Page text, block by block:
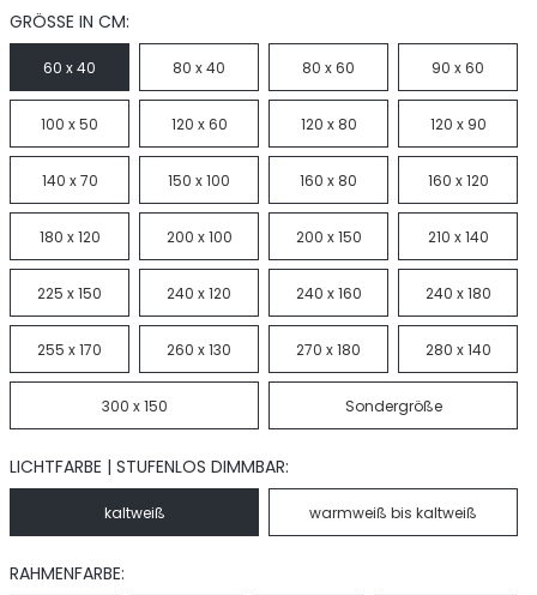
GRÖSSE IN CM:
60 x 40 80 x 40 80 x 60 90 x 60
100 x 50 120 x 60 120 x 80 120 x 90
140 x 70 150 x 100 160 x 80 160 x 120
180 x 120 200 x 100 200 x 150 210 x 140
225 x 150 240 x 120 240 x 160 240 x 180
255 x 170 260 x 130 270 x 180 280 x 140
300 x 150 Sondergröße
LICHTFARBE | STUFENLOS DIMMBAR:
kaltweiß warmweiß bis kaltweiß
RAHMENFARBE: